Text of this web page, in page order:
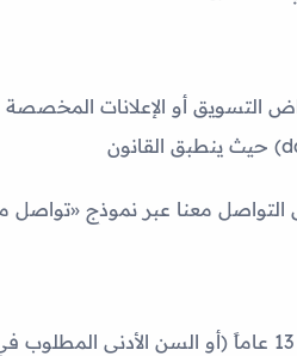
التسويق أو الإعلانات المخصصة
معنا عبر نموذج «تواصل
هذا الموقع غير موجّه للأطفال دون 13